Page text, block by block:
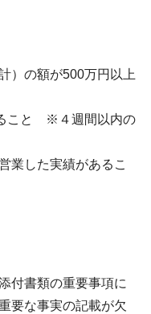
）の額が500万円以上
こと ※４週間以内の
業した実績があるこ
付書類の重要事項に
要な事実の記載が欠